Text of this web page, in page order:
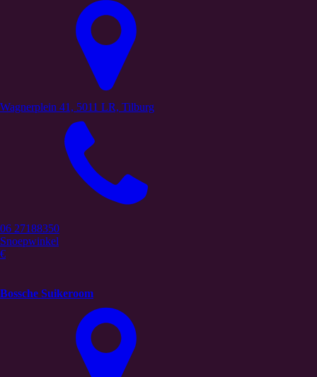
Wagnerplein 41, 5011 LR, Tilburg
06 27188350
Snoepwinkel
€
Bossche Suikeroom